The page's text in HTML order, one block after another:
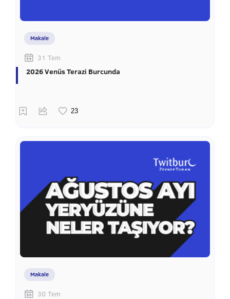
Makale
31 Tem
2026 Venüs Terazi Burcunda
Makale
30 Tem